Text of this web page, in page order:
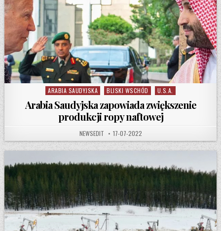
Posted in
ARABIA SAUDYJSKA BLISKI WSCHÓD U.S.A.
Arabia Saudyjska zapowiada zwiększenie
produkcji ropy naftowej
AUTHOR:
NEWSEDIT PUBLISHED DATE:
17-07-2022